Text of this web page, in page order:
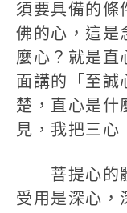
須要具備的條
佛的心，這是
麼心？就是直
面講的「至誠
楚，直心是什
見，我把三心
菩提心的體
受用是深心，